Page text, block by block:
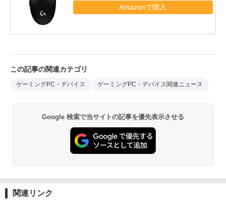
Amazonで購入
この記事の関連カテゴリ
ゲーミングPC・デバイス ゲーミングPC・デバイス関連ニュース
Google 検索で当サイトの記事を優先表示させる
関連リンク